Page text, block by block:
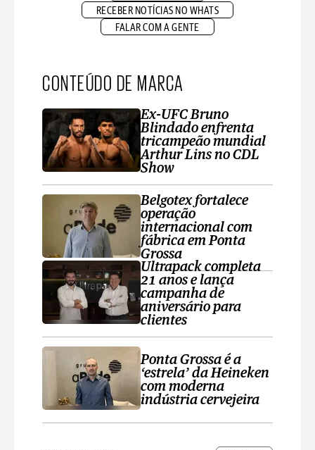
RECEBER NOTÍCIAS NO WHATS
FALAR COM A GENTE
CONTEÚDO DE MARCA
Ex-UFC Bruno
Blindado enfrenta
tricampeão mundial
Arthur Lins no CDL
Show
Belgotex fortalece
operação
internacional com
fábrica em Ponta
Grossa
Ultrapack completa
21 anos e lança
campanha de
aniversário para
clientes
Ponta Grossa é a
‘estrela’ da Heineken
com moderna
indústria cervejeira